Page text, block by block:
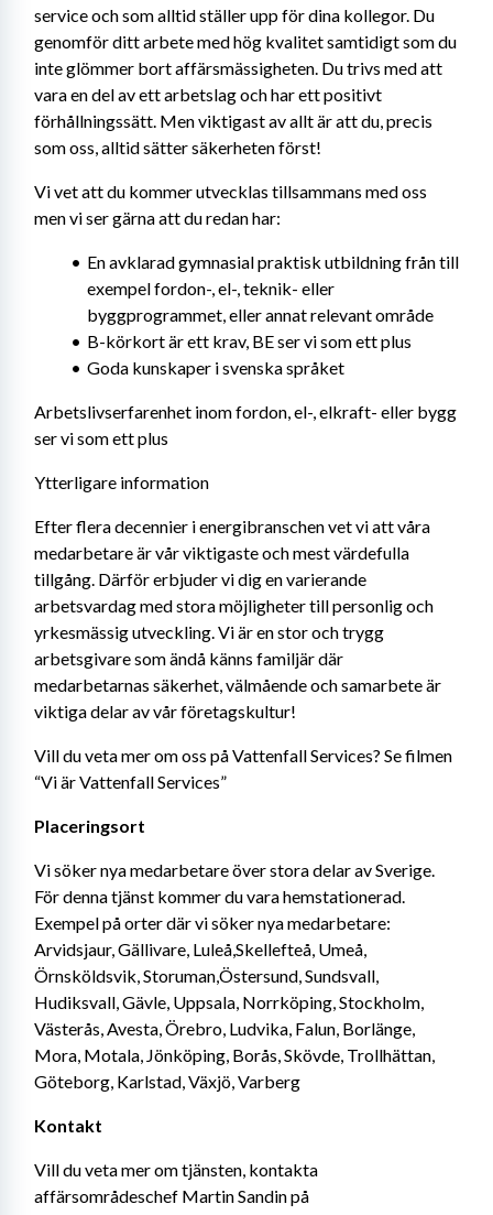
service och som alltid ställer upp för dina kollegor. Du
genomför ditt arbete med hög kvalitet samtidigt som du
inte glömmer bort affärsmässigheten. Du trivs med att
vara en del av ett arbetslag och har ett positivt
förhållningssätt. Men viktigast av allt är att du, precis
som oss, alltid sätter säkerheten först!
Vi vet att du kommer utvecklas tillsammans med oss
men vi ser gärna att du redan har:
En avklarad gymnasial praktisk utbildning från till
exempel fordon-, el-, teknik- eller
byggprogrammet, eller annat relevant område
B-körkort är ett krav, BE ser vi som ett plus
Goda kunskaper i svenska språket
Arbetslivserfarenhet inom fordon, el-, elkraft- eller bygg
ser vi som ett plus
Ytterligare information
Efter flera decennier i energibranschen vet vi att våra
medarbetare är vår viktigaste och mest värdefulla
tillgång. Därför erbjuder vi dig en varierande
arbetsvardag med stora möjligheter till personlig och
yrkesmässig utveckling. Vi är en stor och trygg
arbetsgivare som ändå känns familjär där
medarbetarnas säkerhet, välmående och samarbete är
viktiga delar av vår företagskultur!
Vill du veta mer om oss på Vattenfall Services? Se filmen
“Vi är Vattenfall Services”
Placeringsort
Vi söker nya medarbetare över stora delar av Sverige.
För denna tjänst kommer du vara hemstationerad.
Exempel på orter där vi söker nya medarbetare:
Arvidsjaur, Gällivare, Luleå,Skellefteå, Umeå,
Örnsköldsvik, Storuman,Östersund, Sundsvall,
Hudiksvall, Gävle, Uppsala, Norrköping, Stockholm,
Västerås, Avesta, Örebro, Ludvika, Falun, Borlänge,
Mora, Motala, Jönköping, Borås, Skövde, Trollhättan,
Göteborg, Karlstad, Växjö, Varberg
Kontakt
Vill du veta mer om tjänsten, kontakta
affärsområdeschef Martin Sandin på